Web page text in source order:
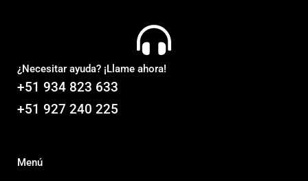
¿Necesitar ayuda? ¡Llame ahora!
+51 934 823 633
+51 927 240 225
Menú